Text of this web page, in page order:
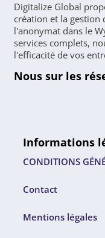
Digitalize Global
création et la gestion
l'anonymat dans le
services complets,
l'efficacité de vos
Nous sur les
Informations
CONDITIONS
Contact
Mentions légales